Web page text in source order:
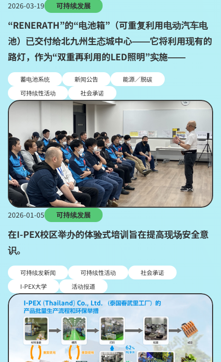
2026-03-19 可持续发展
“RENERATH”的“电池箱”（可重复利用电动汽车电
池）已交付给北九州生态城中心——它将利用现有的
路灯，作为“双重再利用的LED照明”实施——
蓄电池系统 新闻公告
能源／脱碳
可持续性活动
社会承诺
2026-01-05 可持续发展
在I-PEX校区举办的体验式培训旨在提高现场安全意
识。
可持续发新闻 可持续性活动
社会承诺
I-PEX大学
活动报道